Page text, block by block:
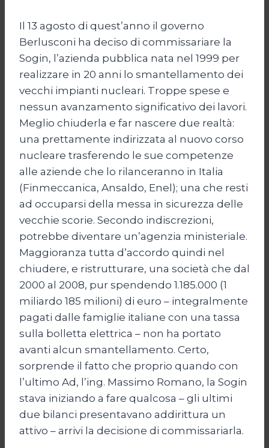
Il 13 agosto di quest’anno il governo
Berlusconi ha deciso di commissariare la
Sogin, l’azienda pubblica nata nel 1999 per
realizzare in 20 anni lo smantellamento dei
vecchi impianti nucleari. Troppe spese e
nessun avanzamento significativo dei lavori.
Meglio chiuderla e far nascere due realtà:
una prettamente indirizzata al nuovo corso
nucleare trasferendo le sue competenze
alle aziende che lo rilanceranno in Italia
(Finmeccanica, Ansaldo, Enel); una che resti
ad occuparsi della messa in sicurezza delle
vecchie scorie. Secondo indiscrezioni,
potrebbe diventare un’agenzia ministeriale.
Maggioranza tutta d’accordo quindi nel
chiudere, e ristrutturare, una società che dal
2000 al 2008, pur spendendo 1.185.000 (1
miliardo 185 milioni) di euro – integralmente
pagati dalle famiglie italiane con una tassa
sulla bolletta elettrica – non ha portato
avanti alcun smantellamento. Certo,
sorprende il fatto che proprio quando con
l’ultimo Ad, l’ing. Massimo Romano, la Sogin
stava iniziando a fare qualcosa – gli ultimi
due bilanci presentavano addirittura un
attivo – arrivi la decisione di commissariarla.